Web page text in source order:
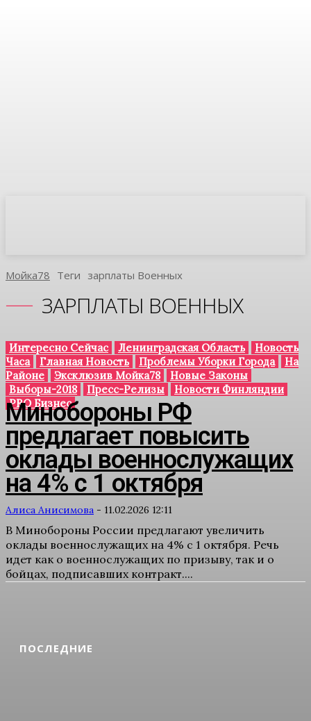
ПОСЛЕДНИЕ
Мойка78 Теги Зарплаты Военных
ЗАРПЛАТЫ ВОЕННЫХ
Интересно Сейчас Ленинградская Область
Новость
Часа
Главная Новость Проблемы Уборки Города
На
Районе
Эксклюзив Мойка78
Новые Законы
Выборы-2018
Пресс-Релизы
Новости Финляндии
PRO Бизнес
Минобороны РФ
предлагает повысить
оклады военнослужащих
на 4% с 1 октября
Алиса Анисимова - 11.02.2026 12:11
В Минобороны России предлагают увеличить
оклады военнослужащих на 4% с 1 октября. Речь
идет как о военнослужащих по призыву, так и о
бойцах, подписавших контракт....